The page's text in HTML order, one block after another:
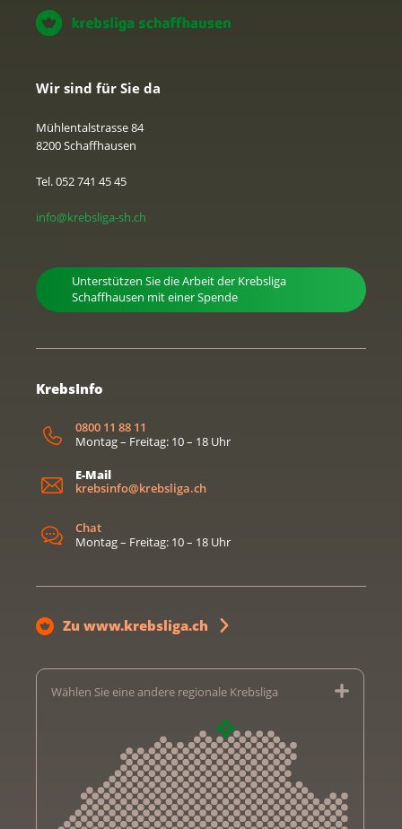
Wir sind für Sie da
Mühlentalstrasse 84
8200 Schaffhausen
Tel. 052 741 45 45
info@krebsliga-sh.ch
Unterstützen Sie die Arbeit der Krebsliga
Schaffhausen mit einer Spende
KrebsInfo
0800 11 88 11
Montag – Freitag: 10 – 18 Uhr
E-Mail
krebsinfo@krebsliga.ch
Chat
Montag – Freitag: 10 – 18 Uhr
Zu www.krebsliga.ch
Wählen Sie eine andere regionale Krebsliga